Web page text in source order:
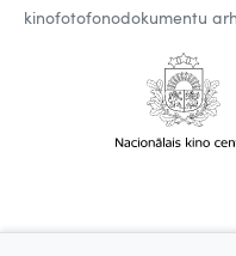
kinofotofonodokumentu